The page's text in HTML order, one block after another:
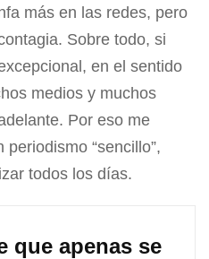
más en las redes, pero
Sobre todo, si
en el sentido
medios y muchos
Por eso me
“sencillo”,
todos los días.
que apenas se